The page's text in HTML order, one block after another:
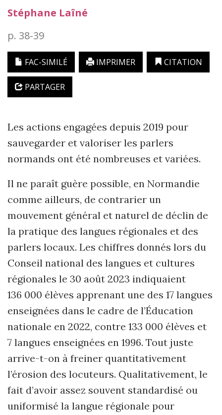
Stéphane Laîné
p. 38-39
FAC-SIMILÉ IMPRIMER CITATION
PARTAGER
Les actions engagées depuis 2019 pour
sauvegarder et valoriser les parlers
normands ont été nombreuses et variées.
Il ne paraît guère possible, en Normandie
comme ailleurs, de contrarier un
mouvement général et naturel de déclin de
la pratique des langues régionales et des
parlers locaux. Les chiffres donnés lors du
Conseil national des langues et cultures
régionales le 30 août 2023 indiquaient
136 000 élèves apprenant une des 17 langues
enseignées dans le cadre de l’Éducation
nationale en 2022, contre 133 000 élèves et
7 langues enseignées en 1996. Tout juste
arrive-t-on à freiner quantitativement
l’érosion des locuteurs. Qualitativement, le
fait d’avoir assez souvent standardisé ou
uniformisé la langue régionale pour